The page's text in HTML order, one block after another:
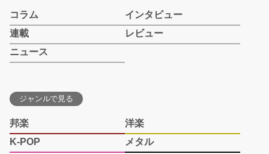
コラム
インタビュー
連載
レビュー
ニュース
ジャンルで見る
邦楽
洋楽
K-POP
メタル